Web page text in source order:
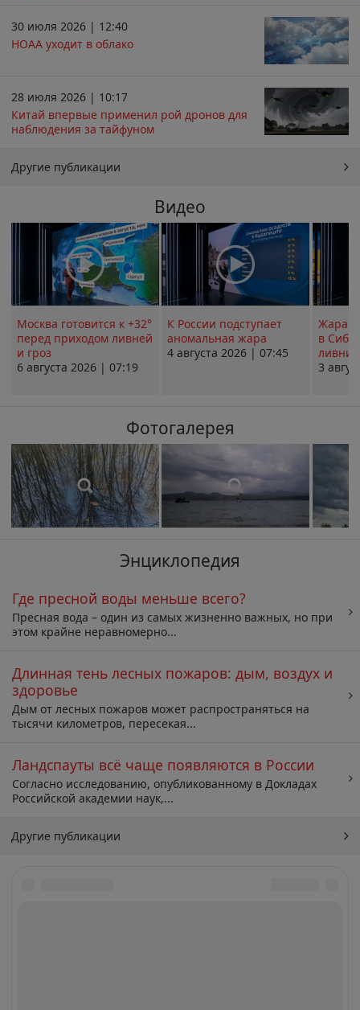
30 июля 2026 | 12:40
НОАА уходит в облако
28 июля 2026 | 10:17
Китай впервые применил рой дронов для
наблюдения за тайфуном
Другие публикации
Видео
Москва готовится к +32°
перед приходом ливней
и гроз
6 августа 2026 | 07:19
К России подступает
аномальная жара
4 августа 2026 | 07:45
Жара в
в
ливни
3
Фотогалерея
Энциклопедия
Где пресной воды меньше всего?
Пресная вода – один из самых жизненно важных, но при
этом крайне неравномерно...
Длинная тень лесных пожаров: дым, воздух и
здоровье
Дым от лесных пожаров может распространяться на
тысячи километров, пересекая...
Ландспауты всё чаще появляются в России
Согласно исследованию, опубликованному в Докладах
Российской академии наук,...
Другие публикации